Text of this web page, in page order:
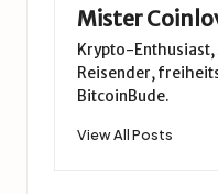
Mister
Krypto-Enthusiast,
Reisender,
BitcoinBude.
View All Posts